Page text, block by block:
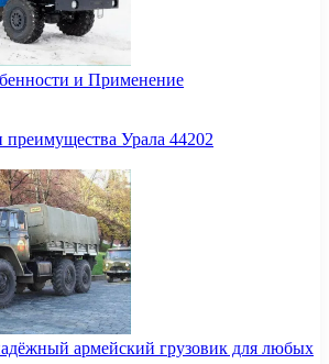
и Применение
преимущества Урала 44202
армейский грузовик для любых